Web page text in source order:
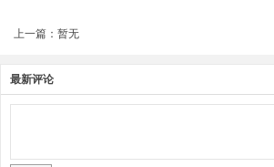
上一篇：暂无
最新评论